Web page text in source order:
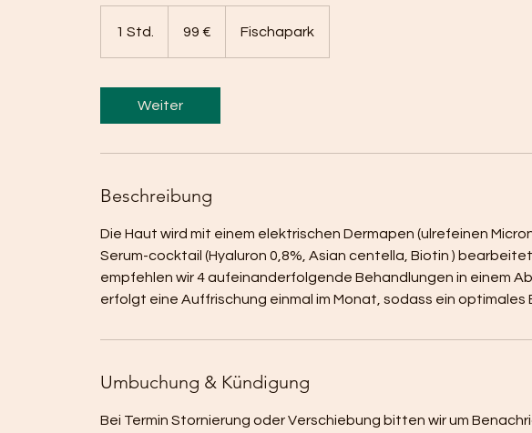
1 Std.
d
99 € Fischapark
Weiter
Beschreibung
Die Haut wird mit einem elektrischen Dermapen (ulrefeinen
Serum-cocktail (Hyaluron 0,8%, Asian centella, Biotin )
empfehlen wir 4 aufeinanderfolgende Behandlungen in einem
erfolgt eine Auffrischung einmal im Monat, sodass ein optimales
Umbuchung & Kündigung
Bei Termin Stornierung oder Verschiebung bitten wir um